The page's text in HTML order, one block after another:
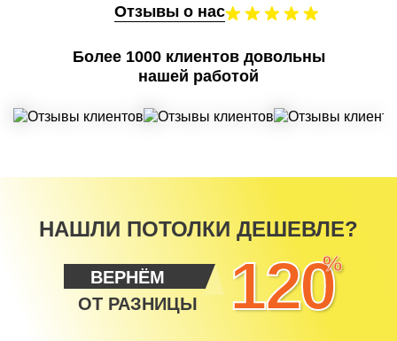
Отзывы о нас
Более 1000 клиентов довольны
нашей работой
НАШЛИ ПОТОЛКИ ДЕШЕВЛЕ?
ВЕРНЁМ
ОТ РАЗНИЦЫ
120
%